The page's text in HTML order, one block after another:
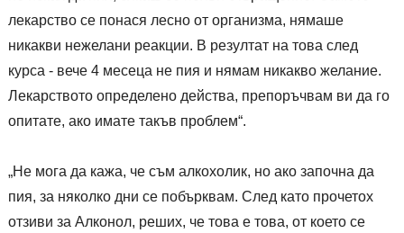
лекарство се понася лесно от организма, нямаше
никакви нежелани реакции. В резултат на това след
курса - вече 4 месеца не пия и нямам никакво желание.
Лекарството определено действа, препоръчвам ви да го
опитате, ако имате такъв проблем“.
„Не мога да кажа, че съм алкохолик, но ако започна да
пия, за няколко дни се побърквам. След като прочетох
отзиви за Алконол, реших, че това е това, от което се